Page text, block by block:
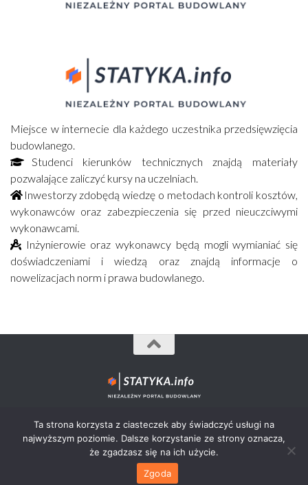
Miejsce w internecie dla każdego uczestnika przedsięwzięcia
budowlanego.
Studenci kierunków technicznych znajdą materiały
pozwalające zaliczyć kursy na uczelniach.
Inwestorzy zdobędą wiedzę o metodach kontroli kosztów,
wykonawców oraz zabezpieczenia się przed nieuczciwymi
wykonawcami.
Inżynierowie oraz wykonawcy będą mogli wymianiać się
doświadczeniami i wiedzą oraz znajdą informacje o
nowelizacjach norm i prawa budowlanego.
Statyka.info© 2012-2026 - wszystkie prawa zastrzeżone.
Ta strona korzysta z ciasteczek aby świadczyć usługi na
najwyższym poziomie. Dalsze korzystanie ze strony oznacza,
że zgadzasz się na ich użycie.
Zgoda